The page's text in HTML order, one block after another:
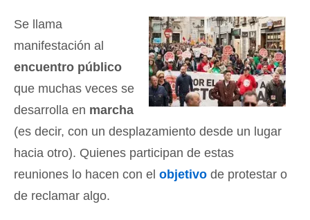
Se llama
manifestación al
encuentro público
que muchas veces se
desarrolla en marcha
(es decir, con un desplazamiento desde un lugar
hacia otro). Quienes participan de estas
reuniones lo hacen con el objetivo de protestar o
de reclamar algo.